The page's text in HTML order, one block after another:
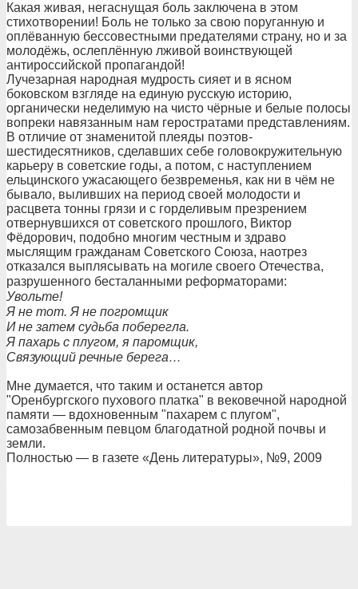
Какая живая, негаснущая боль заключена в этом
стихотворении! Боль не только за свою поруганную и
оплёванную бессовестными предателями страну, но и за
молодёжь, ослеплённую лживой воинствующей
антироссийской пропагандой!
Лучезарная народная мудрость сияет и в ясном
боковском взгляде на единую русскую историю,
органически неделимую на чисто чёрные и белые полосы
вопреки навязанным нам геростратами представлениям.
В отличие от знаменитой плеяды поэтов-
шестидесятников, сделавших себе головокружительную
карьеру в советские годы, а потом, с наступлением
ельцинского ужасающего безвременья, как ни в чём не
бывало, выливших на период своей молодости и
расцвета тонны грязи и с горделивым презрением
отвернувшихся от советского прошлого, Виктор
Фёдорович, подобно многим честным и здраво
мыслящим гражданам Советского Союза, наотрез
отказался выплясывать на могиле своего Отечества,
разрушенного бесталанными реформаторами:
Увольте!
Я не тот. Я не погромщик
И не затем судьба поберегла.
Я пахарь с плугом, я паромщик,
Связующий речные берега…
Мне думается, что таким и останется автор
"Оренбургского пухового платка" в вековечной народной
памяти — вдохновенным "пахарем с плугом",
самозабвенным певцом благодатной родной почвы и
земли.
Полностью — в газете «День литературы», №9, 2009